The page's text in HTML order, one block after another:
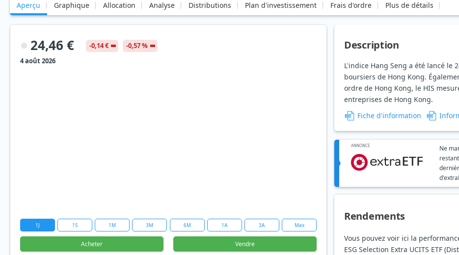
Aperçu Graphique Allocation Analyse Distributions Plan d'investissement Frais d'ordre Plus de détails
24,46 € -0,14 €
-0,57 %
4 août 2026
1J 1S 1M 3M 6M 1A 3A Max
Acheter Vendre
Description
L'indice Hang Seng a été lancé le
boursiers de Hong Kong.
ordre de Hong Kong, le HIS
entreprises de Hong Kong.
Fiche d'information
ANNONCE
Ne
Rendements
Vous pouvez voir ici la
ESG Selection Extra UCITS ETF